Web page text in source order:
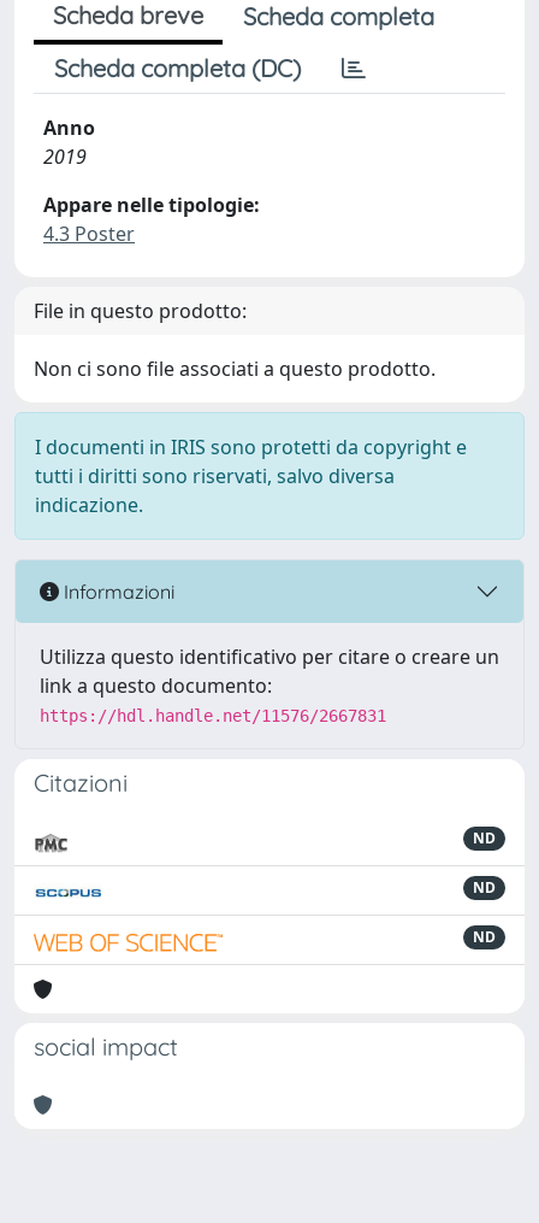
Scheda breve
Scheda completa
Scheda completa (DC)
Anno
2019
Appare nelle tipologie:
4.3 Poster
File in questo prodotto:
Non ci sono file associati a questo prodotto.
I documenti in IRIS sono protetti da copyright e
tutti i diritti sono riservati, salvo diversa
indicazione.
Informazioni
Utilizza questo identificativo per citare o creare un
link a questo documento:
https://hdl.handle.net/11576/2667831
Citazioni
ND
ND
ND
social impact